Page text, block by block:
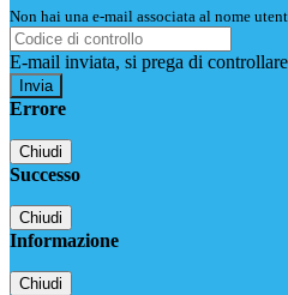
Non hai una e-mail associata al nome
E-mail inviata, si prega di
Errore
Chiudi
Successo
Chiudi
Informazione
Chiudi